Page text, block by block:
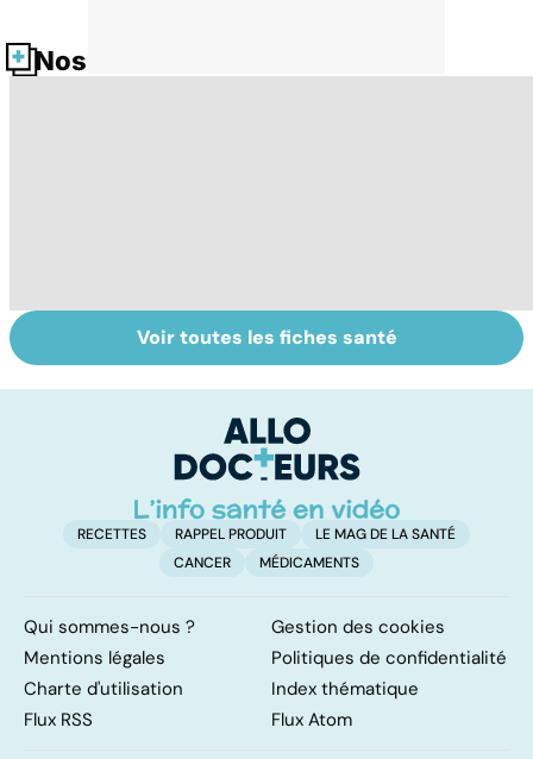
Nos fiches santé
Le magnésium,
un oligo-élément
Intestin irritable :
le régime
solution ?
Voir toutes les fiches santé
RECETTES RAPPEL PRODUIT
LE MAG DE LA SANTÉ
CANCER
MÉDICAMENTS
Qui sommes-nous ?
Gestion des cookies
Mentions légales
Politiques de confidentialité
Charte d'utilisation
Index thématique
Flux RSS
Flux Atom